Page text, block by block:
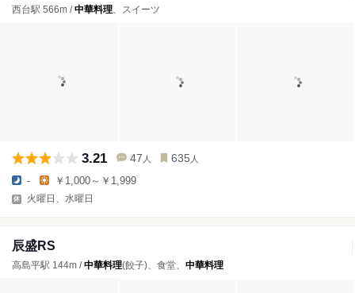
西台駅 566m /中華料理、スイーツ
3.21 47 人 635 人
- ￥1,000～￥1,999
火曜日、水曜日
辰盛RS
高島平駅 144m /中華料理(餃子)、食堂、 中華料理